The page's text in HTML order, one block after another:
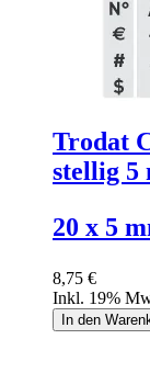
Trodat
stellig 5
20 x 5
8,75 €
Inkl. 19%
In den